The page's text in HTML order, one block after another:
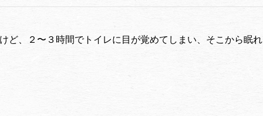
ど、２〜３時間でトイレに目が覚めてしまい、そこから眠れ